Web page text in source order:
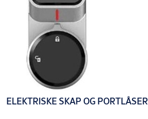
ELEKTRISKE SKAP OG PORTLÅSER